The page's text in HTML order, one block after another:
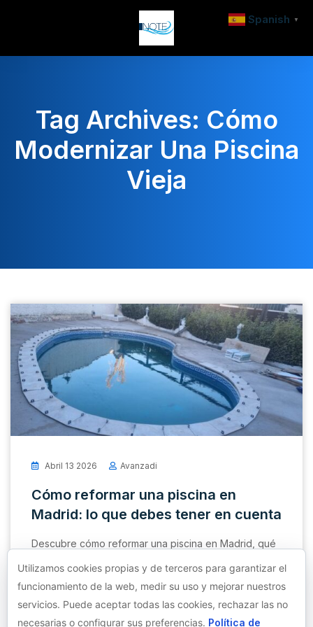
Tag Archives: Cómo
Modernizar Una Piscina
Vieja
Abril 13 2026 Avanzadi
Cómo reformar una piscina en
Madrid: lo que debes tener en cuenta
Descubre cómo reformar una piscina en Madrid, qué
factores influyen y cuándo es necesario hacerlo para
evitar problemas y mejorar su funcionamiento.
Read More
Spanish ▼
Utilizamos cookies propias y de terceros para garantizar el
funcionamiento de la web, medir su uso y mejorar nuestros
servicios. Puede aceptar todas las cookies, rechazar las no
necesarias o configurar sus preferencias. Política de